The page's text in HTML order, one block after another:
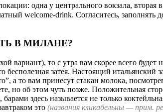
одна у центрального вокзала,
welcome-drink. Согласитесь, заполнять
В МИЛАНЕ?
вариант), то с утра вам скорее всего будет
затея. Настоящий итальянский
а то вам принесут стакан молока,
но об этом чуть позже. Положительная
здесь называется не только
это (названия кликабельны — прим.